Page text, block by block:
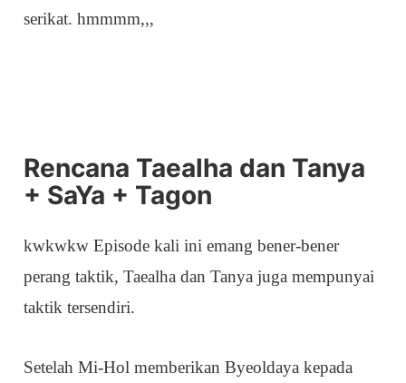
serikat. hmmmm,,,
Rencana Taealha dan Tanya
+ SaYa + Tagon
kwkwkw Episode kali ini emang bener-bener
perang taktik, Taealha dan Tanya juga mempunyai
taktik tersendiri.
Setelah Mi-Hol memberikan Byeoldaya kepada